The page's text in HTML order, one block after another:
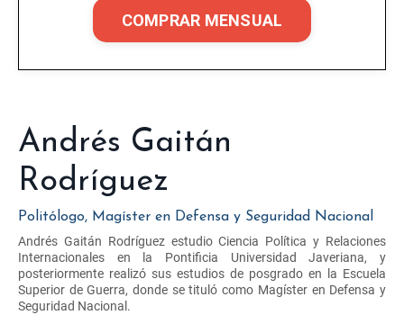
COMPRAR MENSUAL
Andrés Gaitán
Rodríguez
Politólogo, Magíster en Defensa y Seguridad Nacional
Andrés Gaitán Rodríguez estudio Ciencia Política y Relaciones
Internacionales en la Pontificia Universidad Javeriana, y
posteriormente realizó sus estudios de posgrado en la Escuela
Superior de Guerra, donde se tituló como Magíster en Defensa y
Seguridad Nacional.